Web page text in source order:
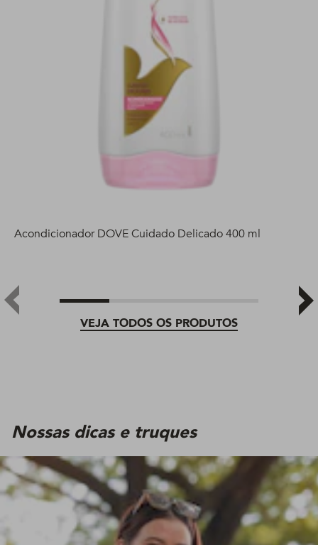
VEJA TODOS OS PRODUTOS
Acondicionador DOVE Cuidado Delicado 400 ml
Nossas dicas e truques